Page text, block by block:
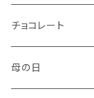
キッチンマット
植物栽培キット
プリザーブドフラワー
文具
キッチン用品
食器
お茶碗
紙ナプキン
指輪
ヘアゴム
チョコレート
母の日